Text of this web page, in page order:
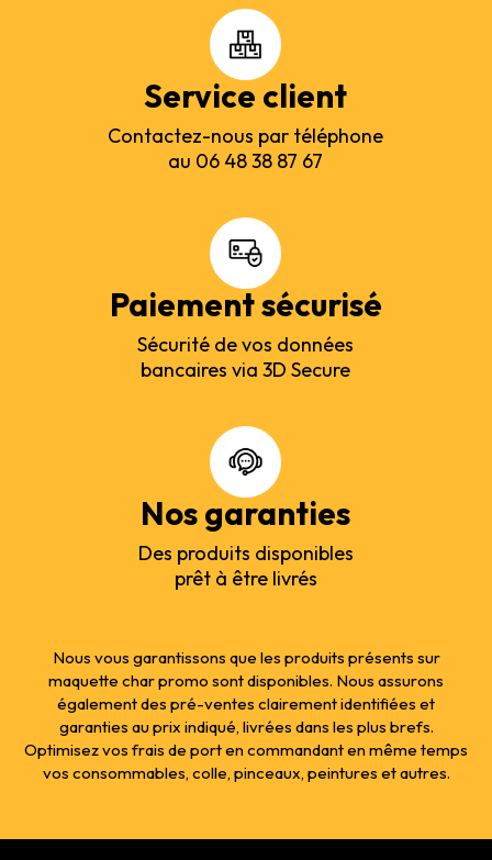
Service client
Contactez-nous par téléphone
au 06 48 38 87 67
Paiement sécurisé
Sécurité de vos données
bancaires via 3D Secure
Nos garanties
Des produits disponibles
prêt à être livrés
Nous vous garantissons que les produits présents sur
maquette char promo sont disponibles. Nous assurons
également des pré-ventes clairement identifiées et
garanties au prix indiqué, livrées dans les plus brefs.
Optimisez vos frais de port en commandant en même temps
vos consommables, colle, pinceaux, peintures et autres.